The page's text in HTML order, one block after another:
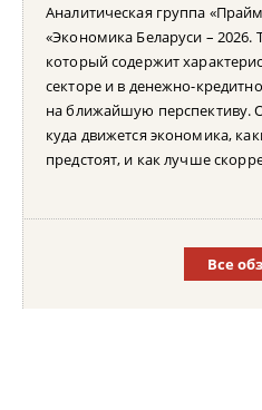
Аналитическая группа
«Экономика Беларуси – 2026.
который содержит
секторе и в денежно-
на ближайшую перспективу.
куда движется экономика,
предстоят, и как лучше
Все